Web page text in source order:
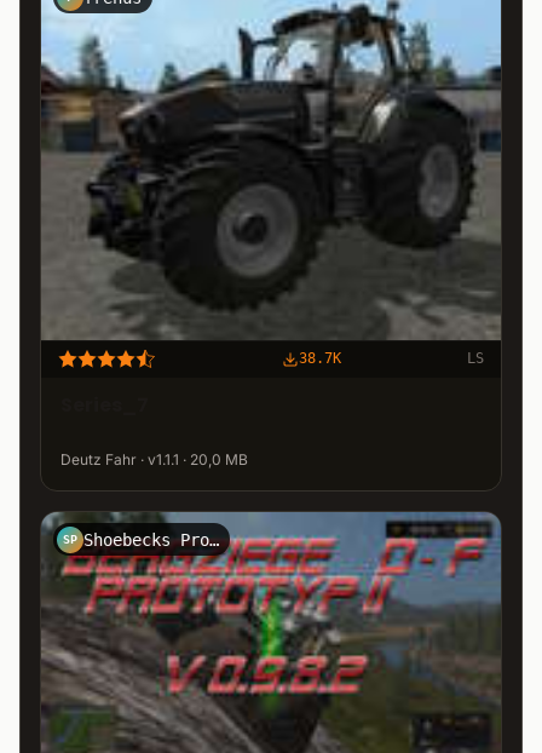
38.7K LS
Deutz Fahr · v1.1.1 · 20,0 MB
SP Shoebecks Prototypenschmiede